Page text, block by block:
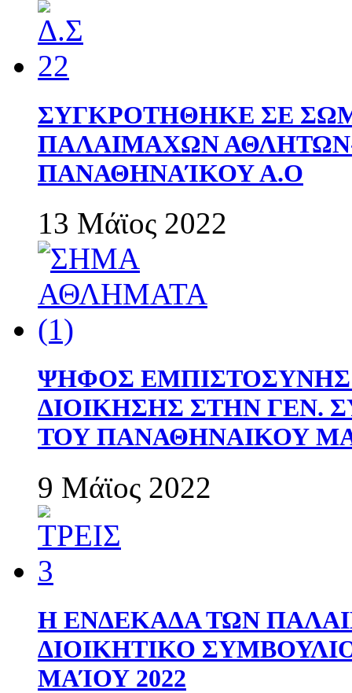
ΣΥΓΚΡΟΤΗΘΗΚΕ ΣΕ
ΠΑΛΑΙΜΑΧΩΝ
ΠΑΝΑΘΗΝΑΊΚΟΥ Α.Ο
13 Μάϊος 2022
ΨΗΦΟΣ
ΔΙΟΙΚΗΣΗΣ ΣΤΗΝ ΓΕΝ.
ΤΟΥ ΠΑΝΑΘΗΝΑΙΚΟΥ
9 Μάϊος 2022
Η ΕΝΔΕΚΑΔΑ ΤΩΝ
ΔΙΟΙΚΗΤΙΚΟ
ΜΑΊΟΥ 2022